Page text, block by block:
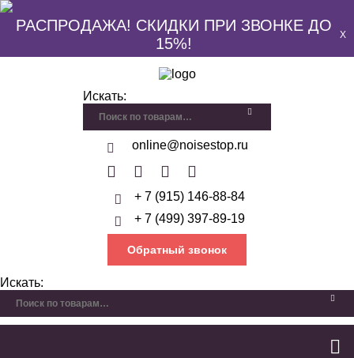
РАСПРОДАЖА! СКИДКИ ПРИ ЗВОНКЕ ДО
15%!
X
Искать:
online@noisestop.ru
+ 7 (915) 146-88-84
+ 7 (499) 397-89-19
Обратный звонок
Искать: